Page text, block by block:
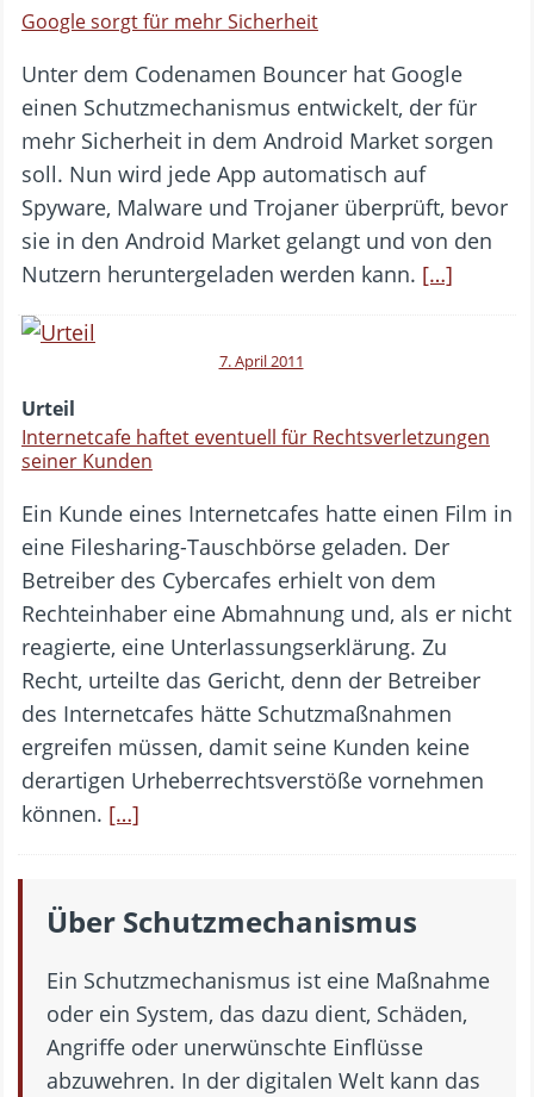
Google sorgt für mehr Sicherheit
Unter dem Codenamen Bouncer hat Google
einen Schutzmechanismus entwickelt, der für
mehr Sicherheit in dem Android Market sorgen
soll. Nun wird jede App automatisch auf
Spyware, Malware und Trojaner überprüft, bevor
sie in den Android Market gelangt und von den
Nutzern heruntergeladen werden kann. […]
7. April 2011
Urteil
Internetcafe haftet eventuell für Rechtsverletzungen
seiner Kunden
Ein Kunde eines Internetcafes hatte einen Film in
eine Filesharing-Tauschbörse geladen. Der
Betreiber des Cybercafes erhielt von dem
Rechteinhaber eine Abmahnung und, als er nicht
reagierte, eine Unterlassungserklärung. Zu
Recht, urteilte das Gericht, denn der Betreiber
des Internetcafes hätte Schutzmaßnahmen
ergreifen müssen, damit seine Kunden keine
derartigen Urheberrechtsverstöße vornehmen
können. […]
Über Schutzmechanismus
Ein Schutzmechanismus ist eine Maßnahme
oder ein System, das dazu dient, Schäden,
Angriffe oder unerwünschte Einflüsse
abzuwehren. In der digitalen Welt kann das